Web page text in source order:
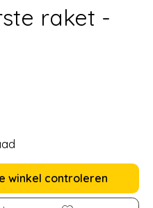
raket -
winkel controleren